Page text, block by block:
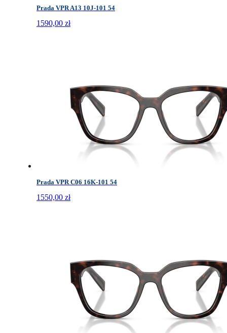
Prada VPR A13 10J-101 54
1590,00 zł
Prada VPR C06 16K-101 54
1550,00 zł